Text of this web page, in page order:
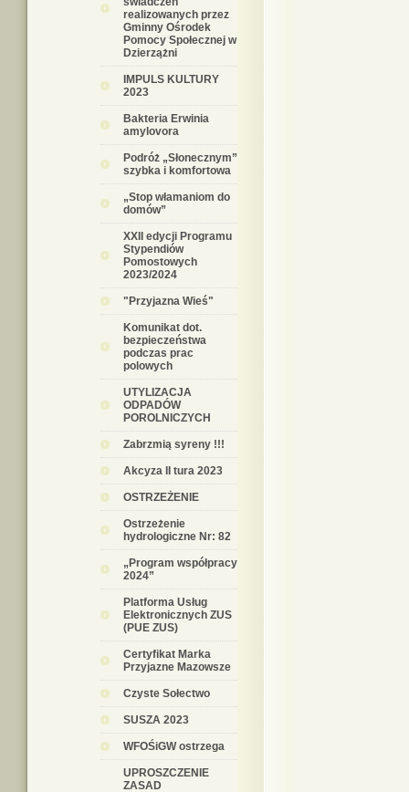
realizowanych przez
Gminny Ośrodek
Pomocy Społecznej w
Dzierzążni
IMPULS KULTURY
2023
Bakteria Erwinia
amylovora
Podróż „Słonecznym”
szybka i komfortowa
„Stop włamaniom do
domów”
XXII edycji Programu
Stypendiów
Pomostowych
2023/2024
"Przyjazna Wieś"
Komunikat dot.
bezpieczeństwa
podczas prac
polowych
UTYLIZACJA
ODPADÓW
POROLNICZYCH
Zabrzmią syreny !!!
Akcyza II tura 2023
OSTRZEŻENIE
Ostrzeżenie
hydrologiczne Nr: 82
„Program współpracy
2024”
Platforma Usług
Elektronicznych ZUS
(PUE ZUS)
Certyfikat Marka
Przyjazne Mazowsze
Czyste Sołectwo
SUSZA 2023
WFOŚiGW ostrzega
UPROSZCZENIE
ZASAD